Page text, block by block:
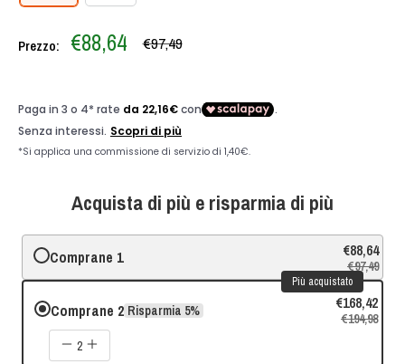
Prezzo: Prezzo
€88,64 Prezzo
€97,49
Acquista di più e risparmia di più
Comprane 1 €88,64
€97,49
Comprane 2 Risparmia 5% €168,42
€194,98
Più acquistato
2